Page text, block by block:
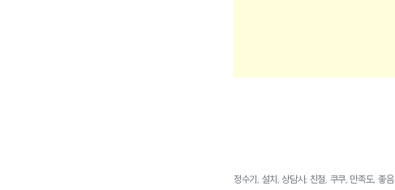
정수기, 설치, 상담사, 친절, 쿠쿠, 만족도, 좋음